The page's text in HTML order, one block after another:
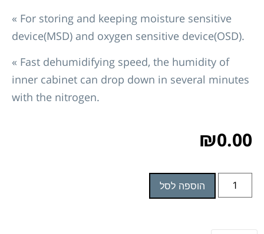
« For storing and keeping moisture sensitive
device(MSD) and oxygen sensitive device(OSD).
« Fast dehumidifying speed, the humidity of
inner cabinet can drop down in several minutes
with the nitrogen.
₪0.00
הוספה לסל